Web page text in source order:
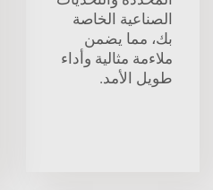
الصناعية الخاصة
بك، مما يضمن
ملاءمة مثالية وأداء
طويل الأمد.